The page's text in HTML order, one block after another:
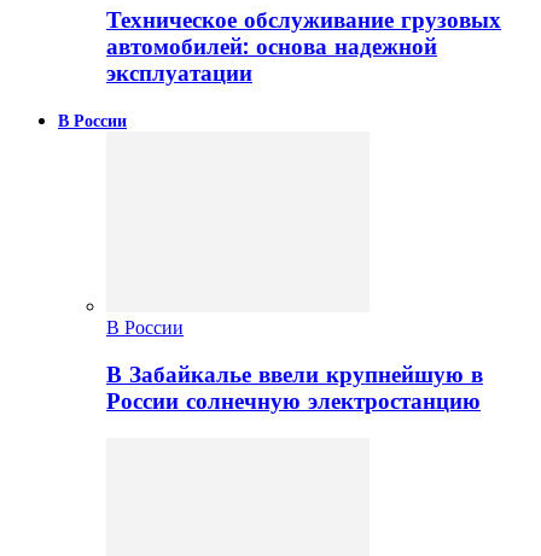
Техническое обслуживание грузовых
автомобилей: основа надежной
эксплуатации
В России
В России
В Забайкалье ввели крупнейшую в
России солнечную электростанцию